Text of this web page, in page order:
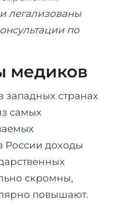
легализованы
по
медиков
западных странах
самых
России доходы
скромны,
повышают.